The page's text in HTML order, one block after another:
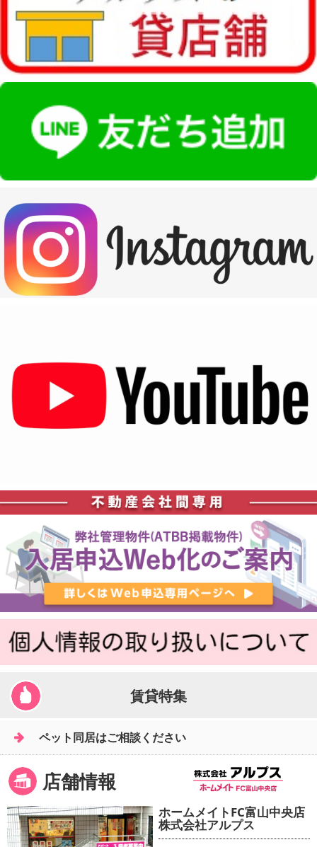
賃貸特集
ペット同居はご相談ください
店舗情報
ホームメイトFC富山中央店
株式会社アルプス